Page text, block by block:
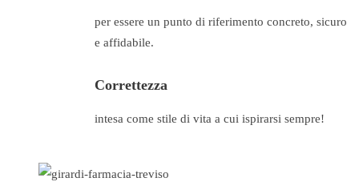
per essere un punto di riferimento concreto, sicuro
e affidabile.
Correttezza
intesa come stile di vita a cui ispirarsi sempre!